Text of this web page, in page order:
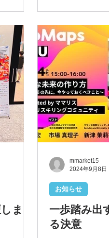
法人化し、...
まし
一歩踏み出
る決意
お知らせ
mmarket15
2024年9月8日